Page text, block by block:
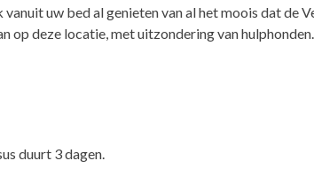
vanuit uw bed al genieten van al het moois dat de
op deze locatie, met uitzondering van hulphonden.
duurt 3 dagen.